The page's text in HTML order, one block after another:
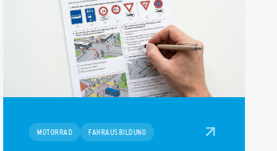
MOTORRAD FAHRAUSBILDUNG